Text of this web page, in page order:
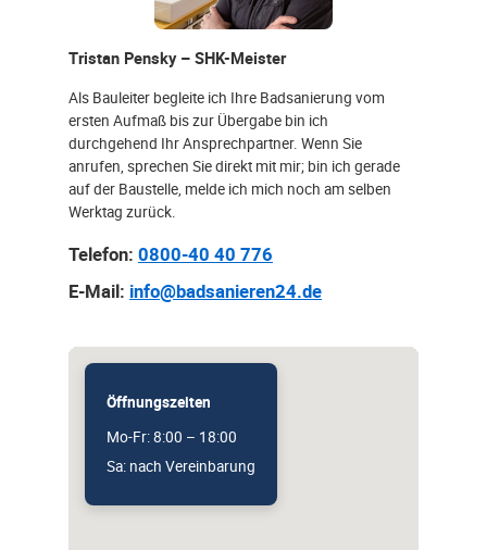
Tristan Pensky – SHK-Meister
Als Bauleiter begleite ich Ihre Badsanierung vom
ersten Aufmaß bis zur Übergabe bin ich
durchgehend Ihr Ansprechpartner. Wenn Sie
anrufen, sprechen Sie direkt mit mir; bin ich gerade
auf der Baustelle, melde ich mich noch am selben
Werktag zurück.
Telefon: 0800-40 40 776
E-Mail: info@badsanieren24.de
Öffnungszeiten
Mo-Fr: 8:00 – 18:00
Sa: nach Vereinbarung